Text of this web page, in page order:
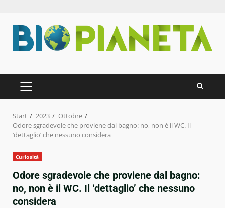
Inhalt
springen
PRIMÄRES
MENÜ
Start 2023
Ottobre
Odore sgradevole che proviene dal bagno: no, non è il WC. Il
‘dettaglio’ che nessuno considera
Curiosità
Odore sgradevole che proviene dal bagno:
no, non è il WC. Il ‘dettaglio’ che nessuno
considera